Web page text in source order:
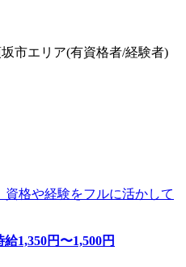
市エリア(有資格者/経験者)
資格や経験をフルに活かして
給1,350円〜1,500円